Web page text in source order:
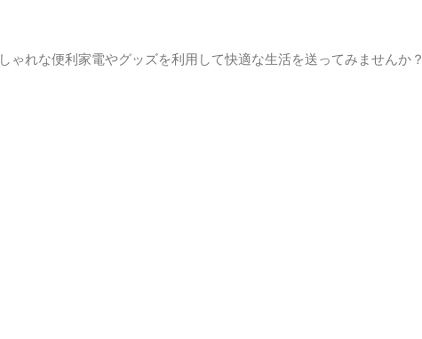
れな便利家電やグッズを利用して快適な生活を送ってみませんか？